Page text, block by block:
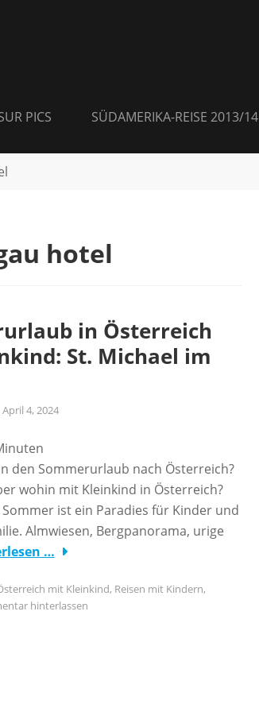
PICS SÜDAMERIKA-REISE 2013/14
hotel
in Österreich
St. Michael im
April 4, 2024
den Sommerurlaub nach Österreich?
wohin mit Kleinkind in Österreich?
ist ein Paradies für Kinder und
Almwiesen, Bergpanorama, urige
…
mit Kleinkind, Reisen mit Kindern,
hinterlassen